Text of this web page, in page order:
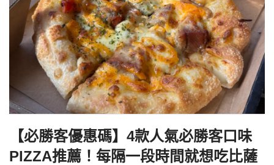
【必勝客優惠碼】4款人氣必勝客口味
PIZZA推薦！每隔一段時間就想吃比薩